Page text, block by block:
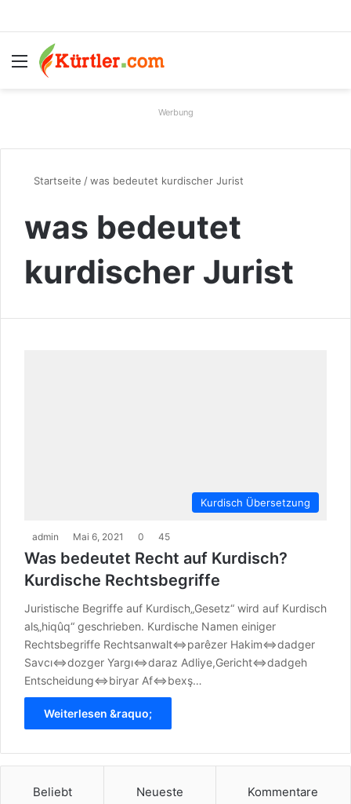
Menü
Werbung
Startseite /was bedeutet kurdischer Jurist
was bedeutet
kurdischer Jurist
Kurdisch Übersetzung
admin Mai 6, 2021 0 45
Was bedeutet Recht auf Kurdisch?
Kurdische Rechtsbegriffe
Juristische Begriffe auf Kurdisch„Gesetz“ wird auf Kurdisch
als„hiqûq“ geschrieben. Kurdische Namen einiger
Rechtsbegriffe Rechtsanwalt⇔parêzer Hakim⇔dadger
Savcı⇔dozger Yargı⇔daraz Adliye,Gericht⇔dadgeh
Entscheidung⇔biryar Af⇔bexş…
Weiterlesen &raquo;
Beliebt Neueste Kommentare